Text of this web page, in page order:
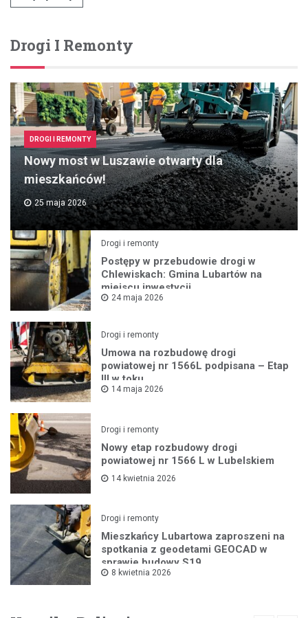
Drogi I Remonty
DROGI I REMONTY
Nowy most w Luszawie otwarty dla
mieszkańców!
25 maja 2026
Drogi i remonty
Postępy w przebudowie drogi w
Chlewiskach: Gmina Lubartów na
miejscu inwestycji
24 maja 2026
Drogi i remonty
Umowa na rozbudowę drogi
powiatowej nr 1566L podpisana – Etap
III w toku
14 maja 2026
Drogi i remonty
Nowy etap rozbudowy drogi
powiatowej nr 1566 L w Lubelskiem
14 kwietnia 2026
Drogi i remonty
Mieszkańcy Lubartowa zaproszeni na
spotkania z geodetami GEOCAD w
sprawie budowy S19
8 kwietnia 2026